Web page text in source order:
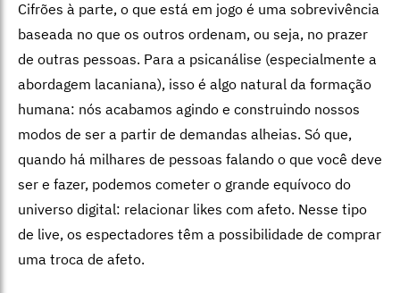
Cifrões à parte, o que está em jogo é uma sobrevivência
baseada no que os outros ordenam, ou seja, no prazer
de outras pessoas. Para a psicanálise (especialmente a
abordagem lacaniana), isso é algo natural da formação
humana: nós acabamos agindo e construindo nossos
modos de ser a partir de demandas alheias. Só que,
quando há milhares de pessoas falando o que você deve
ser e fazer, podemos cometer o grande equívoco do
universo digital: relacionar likes com afeto. Nesse tipo
de live, os espectadores têm a possibilidade de comprar
uma troca de afeto.